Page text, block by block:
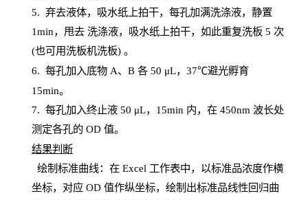
5. 弃去液体，吸水纸上拍干，每孔加满洗涤液，静置
1min，甩去 洗涤液，吸水纸上拍干，如此重复洗板 5 次
(也可用洗板机洗板) 。
6. 每孔加入底物A、B 各 50 μL，37℃避光孵育
15min。
7. 每孔加入终止液 50 μL， 15min 内，在450nm 波长处
测定各孔的 OD 值。
结果判断
绘制标准曲线：在 Excel 工作表中，以标准品浓度作横
坐标，对应OD 值作纵坐标，绘制出标准品线性回归曲